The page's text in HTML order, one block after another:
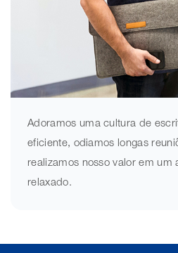
Adoramos uma cultura de
eficiente, odiamos longas
realizamos nosso valor em um
relaxado.